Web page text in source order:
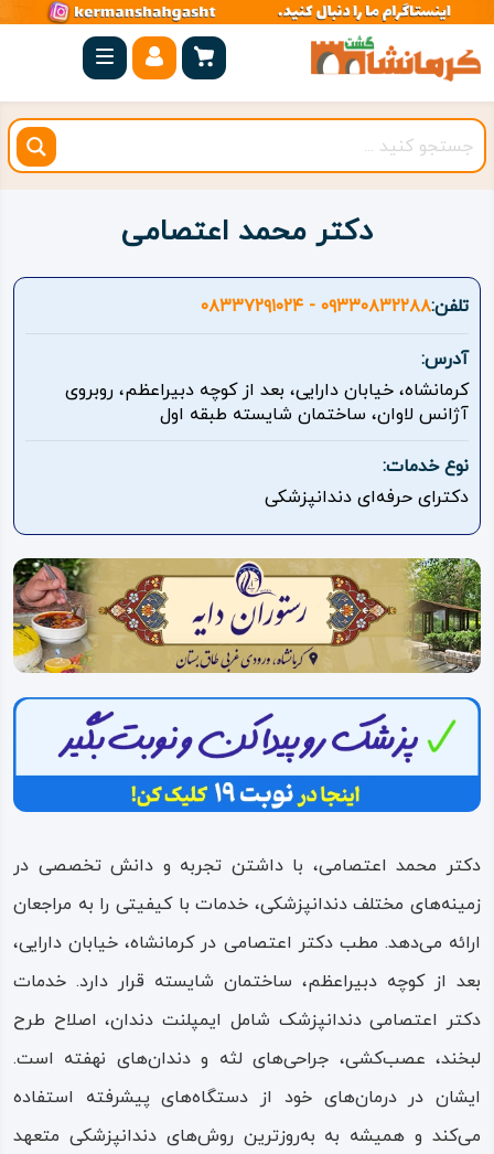
صفحه
اصلی
کرمانشاه
شهرستان
بیستون
روستاهای
هدف
اقامتگاه
ویژه
درباره
ما
دکتر محمد اعتصامی
تلفن:۰۹۳۳۰۸۳۲۲۸۸ - ۰۸۳۳۷۲۹۱۰۲۴
آدرس:
کرمانشاه، خیابان دارایی، بعد از کوچه دبیراعظم، روبروی
آژانس لاوان، ساختمان شایسته طبقه اول
نوع خدمات:
دکترای حرفه‌ای دندانپزشکی
دکتر محمد اعتصامی، با داشتن تجربه و دانش تخصصی در
زمینه‌های مختلف دندانپزشکی، خدمات با کیفیتی را به مراجعان
ارائه می‌دهد. مطب دکتر اعتصامی در کرمانشاه، خیابان دارایی،
بعد از کوچه دبیراعظم، ساختمان شایسته قرار دارد. خدمات
دکتر اعتصامی دندانپزشک شامل ایمپلنت دندان، اصلاح طرح
لبخند، عصب‌کشی، جراحی‌های لثه و دندان‌های نهفته است.
ایشان در درمان‌های خود از دستگاه‌های پیشرفته استفاده
می‌کند و همیشه به به‌روزترین روش‌های دندانپزشکی متعهد